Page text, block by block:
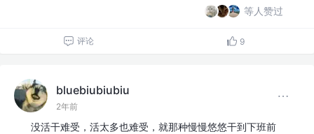
等人赞过
评论 9
bluebiubiubiu
2年前
没活干难受，活太多也难受，就那种慢慢悠悠干到下班前